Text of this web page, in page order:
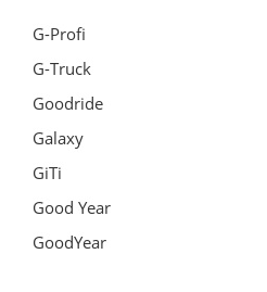
G-Profi
G-Truck
Goodride
Galaxy
GiTi
Good Year
GoodYear